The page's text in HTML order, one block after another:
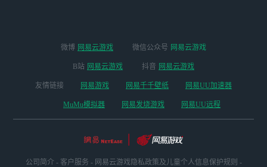
微博 网易云游戏 微信公众号 网易云游戏
B站 网易云游戏 抖音 网易云游戏
友情链接 网易游戏 网易千千壁纸 网易UU加速器
MuMu模拟器 网易发烧游戏 网易UU远程
公司简介 - 客户服务 - 网易云游戏隐私政策及儿童个人信息保护规则 -